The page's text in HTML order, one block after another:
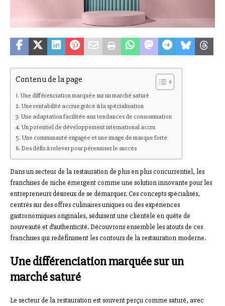
Contenu de la page
Une différenciation marquée sur un marché saturé
Une rentabilité accrue grâce à la spécialisation
Une adaptation facilitée aux tendances de consommation
Un potentiel de développement international accru
Une communauté engagée et une image de marque forte
Des défis à relever pour pérenniser le succès
Dans un secteur de la restauration de plus en plus concurrentiel, les
franchises de niche émergent comme une solution innovante pour les
entrepreneurs désireux de se démarquer. Ces concepts spécialisés,
centrés sur des offres culinaires uniques ou des expériences
gastronomiques originales, séduisent une clientèle en quête de
nouveauté et d’authenticité. Découvrons ensemble les atouts de ces
franchises qui redéfinissent les contours de la restauration moderne.
Une différenciation marquée sur un
marché saturé
Le secteur de la restauration est souvent perçu comme saturé, avec